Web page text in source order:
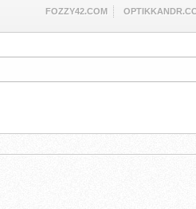
FOZZY42.COM